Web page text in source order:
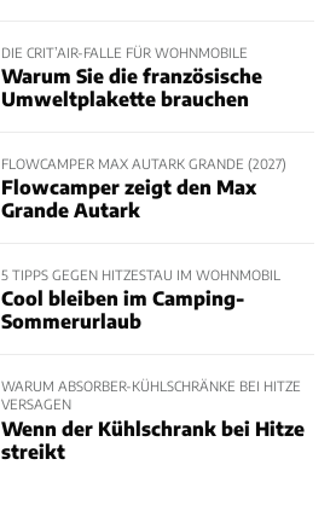
DIE CRIT’AIR-FALLE FÜR WOHNMOBILE
Warum Sie die französische
Umweltplakette brauchen
FLOWCAMPER MAX AUTARK GRANDE (2027)
Flowcamper zeigt den Max
Grande Autark
5 TIPPS GEGEN HITZESTAU IM WOHNMOBIL
Cool bleiben im Camping-
Sommerurlaub
WARUM ABSORBER-KÜHLSCHRÄNKE BEI HITZE
VERSAGEN
Wenn der Kühlschrank bei Hitze
streikt